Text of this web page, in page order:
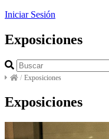
Iniciar Sesión
Exposiciones
/ Exposiciones
Exposiciones